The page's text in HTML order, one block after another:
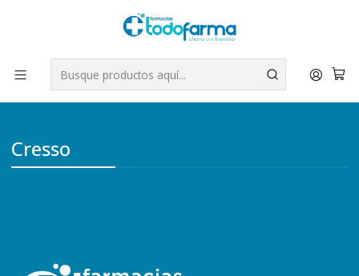
Tus compras tienen envío GRATIS por Rappi - Atención exclusiva
para Chile | WhatsApp +56
Leer más
Inicio Belleza
Cresso